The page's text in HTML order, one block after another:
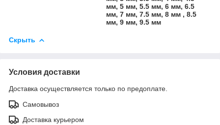
мм, 5 мм, 5.5 мм, 6 мм, 6.5
мм, 7 мм, 7.5 мм, 8 мм , 8.5
мм, 9 мм, 9.5 мм
Скрыть
Условия доставки
Доставка осуществляется только по предоплате.
Самовывоз
Доставка курьером